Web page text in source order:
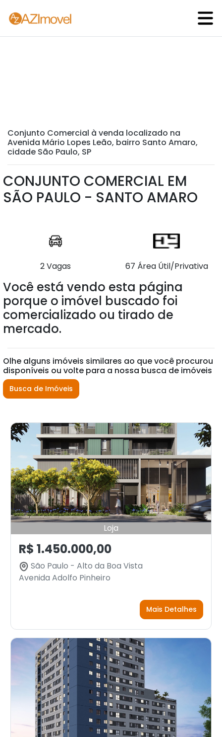
Conjunto Comercial à venda localizado na
Avenida Mário Lopes Leão, bairro Santo Amaro,
cidade São Paulo, SP
CONJUNTO COMERCIAL EM
SÃO PAULO - SANTO AMARO
2 Vagas 67 Área Útil/Privativa
Você está vendo esta página
porque o imóvel buscado foi
comercializado ou tirado de
mercado.
Olhe alguns imóveis similares ao que você procurou
disponíveis ou volte para a nossa busca de imóveis
Busca de Imóveis
Loja
R$ 1.450.000,00
São Paulo - Alto da Boa Vista
Avenida Adolfo Pinheiro
Mais Detalhes